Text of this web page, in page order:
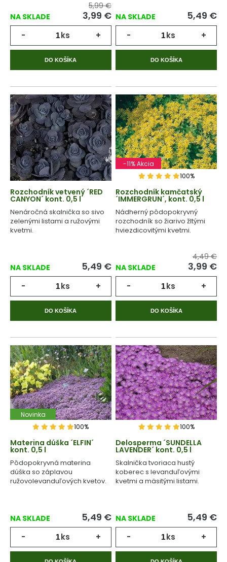
NA SKLADE
5,99 €
3,99 €
- ks +
DO KOŠÍKA
NA SKLADE 5,49 €
- ks +
DO KOŠÍKA
Rozchodník vetvený ´RED
CANYON´ kont. 0,5 l
Nenáročná skalnička so sivo
zelenými listami a ružovými
kvetmi.
NA SKLADE 5,49 €
- ks +
DO KOŠÍKA
-11% Akcia
100%
Rozchodník kamčatský
´IMMERGRUN´, kont. 0,5 l
Nádherný pôdopokryvný
rozchodník so žiarivo žltými
hviezdicovitými kvetmi.
NA SKLADE
4,49 €
3,99 €
- ks +
DO KOŠÍKA
Novinka
100%
Materina dúška ´ELFIN´
kont. 0,5 l
Pôdopokryvná materina
dúška so záplavou
ružovolevanduľových kvetov.
NA SKLADE 5,49 €
- ks +
100%
Delosperma ´SUNDELLA
LAVENDER´ kont. 0,5 l
Skalnička tvoriaca hustý
koberec s levanduľovými
kvetmi a mäsitými listami.
NA SKLADE 5,49 €
- ks +